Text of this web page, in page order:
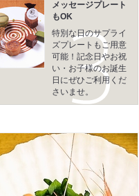
メッセージプレート
もOK
特別な日のサプライ
ズプレートもご用意
可能！記念日やお祝
い・お子様のお誕生
日にぜひご利用くだ
さいませ。